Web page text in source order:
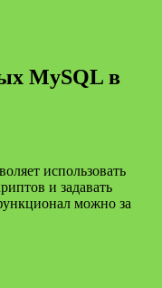
MySQL в
использовать
и задавать
можно за